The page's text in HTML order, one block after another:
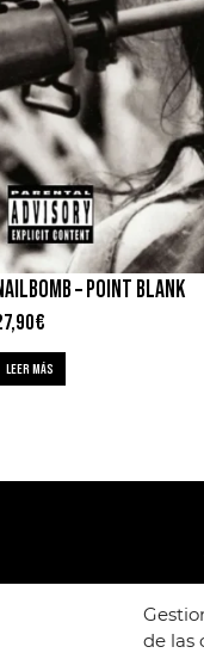
de las
– POINT BLANK
€
LEER MÁS